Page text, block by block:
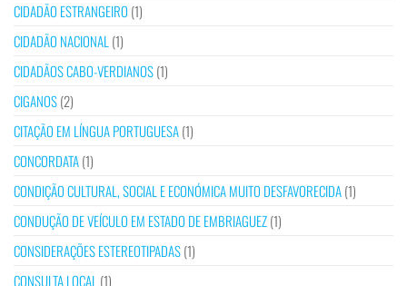
CIDADÃO ESTRANGEIRO (1)
CIDADÃO NACIONAL (1)
CIDADÃOS CABO-VERDIANOS(1)
CIGANOS(2)
CITAÇÃO EM LÍNGUA PORTUGUESA(1)
CONCORDATA(1)
CONDIÇÃO CULTURAL, SOCIAL E ECONÓMICA MUITO DESFAVORECIDA(1)
CONDUÇÃO DE VEÍCULO EM ESTADO DE EMBRIAGUEZ(1)
CONSIDERAÇÕES ESTEREOTIPADAS(1)
CONSULTA LOCAL (1)